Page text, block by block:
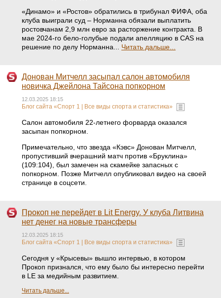
«Динамо» и «Ростов» обратились в трибунал ФИФА, оба
клуба выиграли суд – Норманна обязали выплатить
ростовчанам 2,9 млн евро за расторжение контракта. В
мае 2024-го бело-голубые подали апелляцию в CAS на
решение по делу Норманна... Читать дальше...
Донован Митчелл засыпал салон автомобиля
новичка Джейлона Тайсона попкорном
12.03.2025 18:15
Блог сайта «Спорт 1 | Все виды спорта и статистика»
Салон автомобиля 22-летнего форварда оказался
засыпан попкорном.
Примечательно, что звезда «Кэвс» Донован Митчелл,
пропустивший вчерашний матч против «Бруклина»
(109:104), был замечен на скамейке запасных с
попкорном. Позже Митчелл опубликовал видео на своей
странице в соцсети.
Прокоп не перейдет в Lit Energy. У клуба Литвина
нет денег на новые трансферы
12.03.2025 18:15
Блог сайта «Спорт 1 | Все виды спорта и статистика»
Сегодня у «Крысевы» вышло интервью, в котором
Прокоп признался, что ему было бы интересно перейти
в LE за медийным развитием.
Читать дальше...